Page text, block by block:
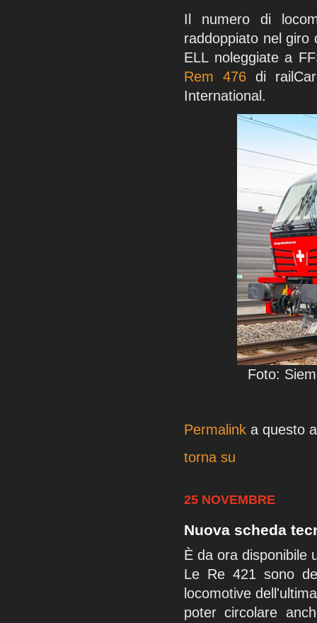
Il numero di
raddoppiato nel
ELL noleggiate a
Rem 476di
International.
Foto:
Permalink a questo
torna su
25 NOVEMBRE
Nuova scheda
È da ora disponibile
Le Re 421 sono
locomotive
poter circolare